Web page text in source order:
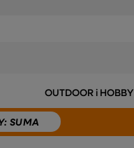
OUTDOOR i HOBBY
: SUMA